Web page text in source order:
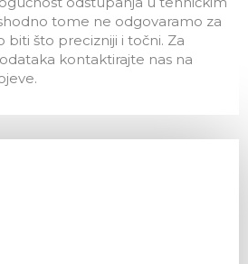
tome ne odgovaramo za
što precizniji i točni. Za
kontaktirajte nas na